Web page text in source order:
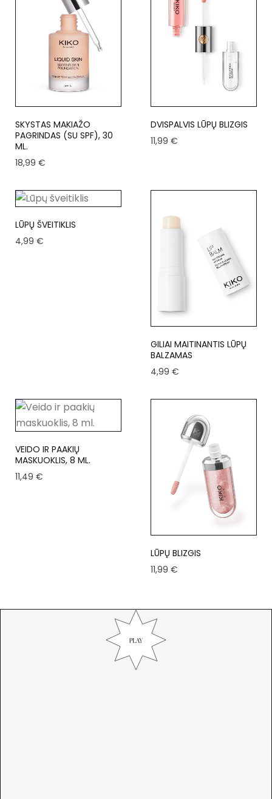
SKYSTAS MAKIAŽO
PAGRINDAS (SU SPF), 30
ML.
18,99 €
DVISPALVIS LŪPŲ BLIZGIS
11,99 €
LŪPŲ ŠVEITIKLIS
4,99 €
GILIAI MAITINANTIS LŪPŲ
BALZAMAS
4,99 €
VEIDO IR PAAKIŲ
MASKUOKLIS, 8 ML.
11,49 €
LŪPŲ BLIZGIS
11,99 €